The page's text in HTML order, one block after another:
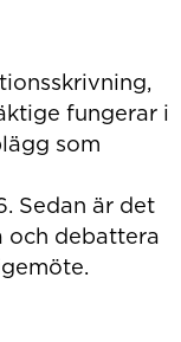
fungerar i
som
Sedan är det
och debattera